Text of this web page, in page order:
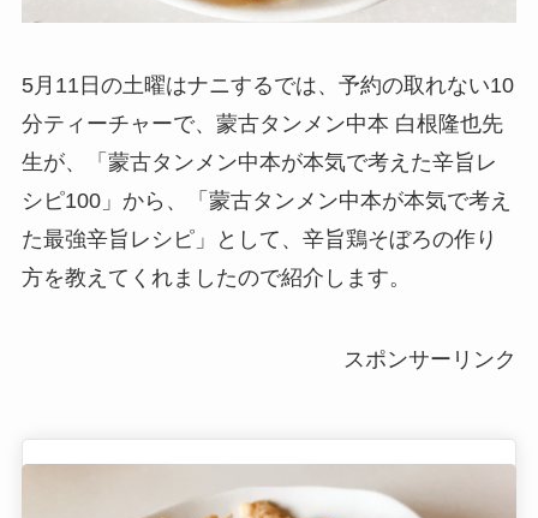
5月11日の土曜はナニするでは、予約の取れない10
分ティーチャーで、蒙古タンメン中本 白根隆也先
生が、「蒙古タンメン中本が本気で考えた辛旨レ
シピ100」から、「蒙古タンメン中本が本気で考え
た最強辛旨レシピ」として、辛旨鶏そぼろの作り
方を教えてくれましたので紹介します。
スポンサーリンク